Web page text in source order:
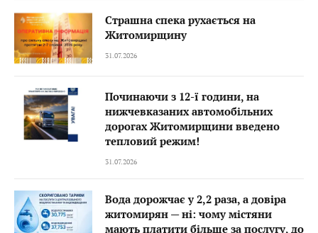
Страшна спека рухається на
Житомирщину
31.07.2026
Починаючи з 12-ї години, на
нижчевказаних автомобільних
дорогах Житомирщини введено
тепловий режим!
31.07.2026
Вода дорожчає у 2,2 раза, а довіра
житомирян — ні: чому містяни
мають платити більше за послугу, до